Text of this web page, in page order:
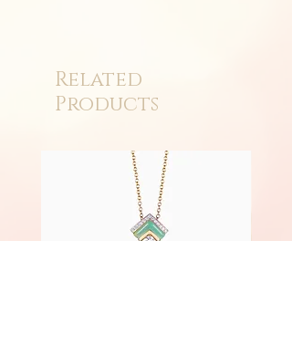
Related
Products